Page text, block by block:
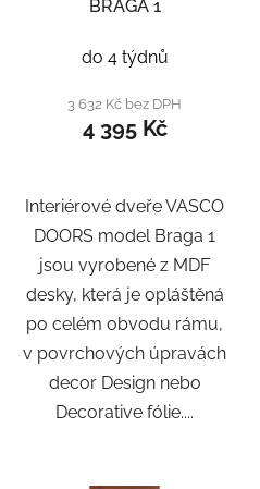
BRAGA 1
do 4 týdnů
3 632 Kč bez DPH
4 395 Kč
Interiérové dveře VASCO
DOORS model Braga 1
jsou vyrobené z MDF
desky, která je opláštěná
po celém obvodu rámu,
v povrchových úpravách
decor Design nebo
Decorative fólie....